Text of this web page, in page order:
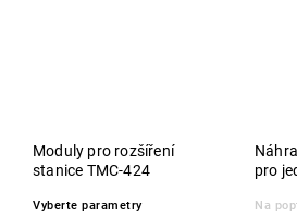
Moduly pro rozšíření
stanice TMC-424
Vyberte parametry
pro
Na